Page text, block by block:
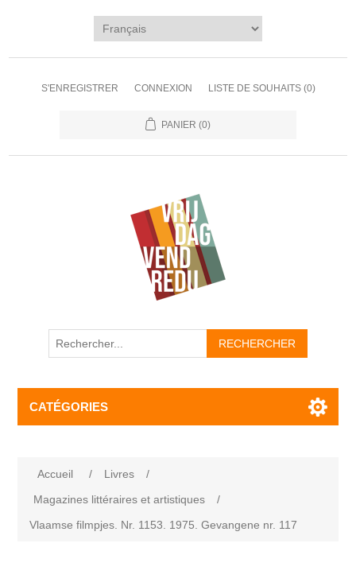
S'ENREGISTRER CONNEXION LISTE DE SOUHAITS (0)
PANIER (0)
CATÉGORIES
Accueil / Livres
/
Magazines littéraires et artistiques
/
Vlaamse filmpjes. Nr. 1153. 1975. Gevangene nr. 117